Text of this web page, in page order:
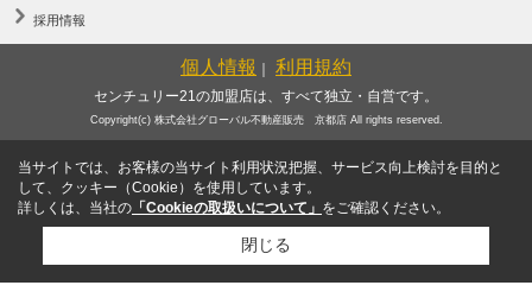
採用情報
個人情報 利用規約
センチュリー21の加盟店は、すべて独立・自営です。
Copyright(c) 株式会社グローバル不動産販売 京都店 All rights reserved.
当サイトでは、お客様の当サイト利用状況把握、サービス向上検討を目的と
して、クッキー（Cookie）を使用しています。
詳しくは、当社の 「Cookieの取扱いについて」 をご確認ください。
閉じる